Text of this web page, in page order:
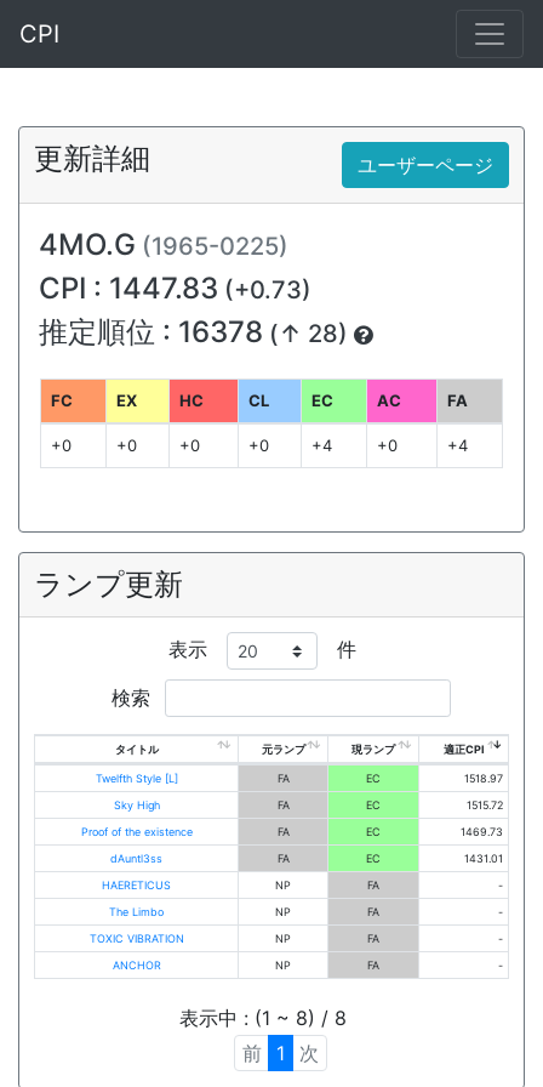
CPI
更新詳細 ユーザーページ
4MO.G (1965-0225)
CPI : 1447.83 (+0.73)
推定順位 : 16378 (↑ 28)
FC EX HC CL EC AC FA
+0 +0 +0 +0 +4 +0 +4
ランプ更新
表示 件
検索
タイトル 元ランプ 現ランプ 適正CPI
Twelfth Style [L] FA EC
1518.97
Sky High
FA EC
1515.72
Proof of the existence
FA EC
1469.73
dAuntl3ss
FA EC
1431.01
HAERETICUS
NP FA
-
The Limbo
NP FA
-
TOXIC VIBRATION
NP FA
-
ANCHOR
NP FA -
表示中 : (1 ~ 8) / 8
前
1 次